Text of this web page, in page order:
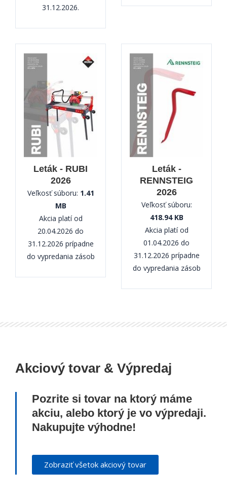
31.12.2026.
Leták - RUBI
2026
Veľkosť súboru: 1.41
MB
Akcia platí od
20.04.2026 do
31.12.2026 prípadne
do vypredania zásob
Leták -
RENNSTEIG
2026
Veľkosť súboru:
418.94 KB
Akcia platí od
01.04.2026 do
31.12.2026 prípadne
do vypredania zásob
Akciový tovar & Výpredaj
Pozrite si tovar na ktorý máme
akciu, alebo ktorý je vo výpredaji.
Nakupujte výhodne!
Zobraziť všetok akciový tovar